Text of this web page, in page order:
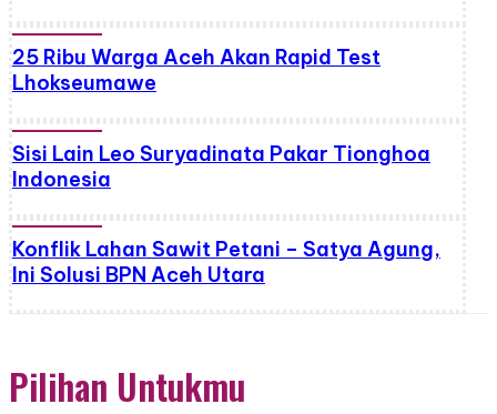
25 Ribu Warga Aceh Akan Rapid Test
Lhokseumawe
Sisi Lain Leo Suryadinata Pakar Tionghoa
Indonesia
Konflik Lahan Sawit Petani – Satya Agung,
Ini Solusi BPN Aceh Utara
Pilihan Untukmu